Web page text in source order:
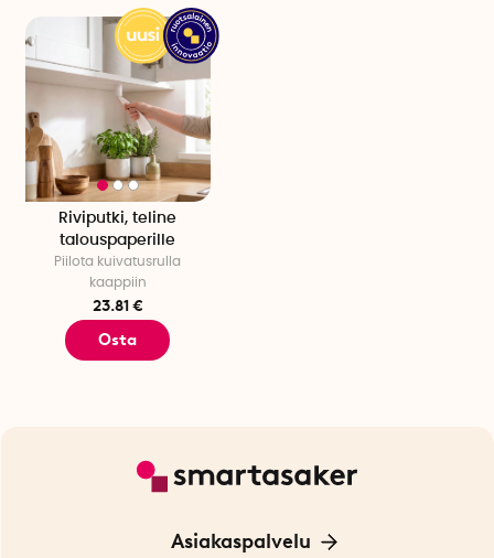
Riviputki, teline
talouspaperille
Piilota kuivatusrulla
kaappiin
23.81 €
Osta
Asiakaspalvelu